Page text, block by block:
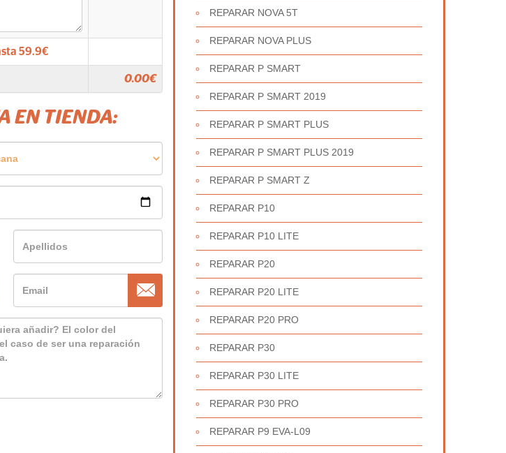
59.9€
0.00€
EN TIENDA:
REPARAR NOVA 5T
REPARAR NOVA PLUS
REPARAR P SMART
REPARAR P SMART 2019
REPARAR P SMART PLUS
REPARAR P SMART PLUS 2019
REPARAR P SMART Z
REPARAR P10
REPARAR P10 LITE
REPARAR P20
REPARAR P20 LITE
REPARAR P20 PRO
REPARAR P30
REPARAR P30 LITE
REPARAR P30 PRO
REPARAR P9 EVA-L09